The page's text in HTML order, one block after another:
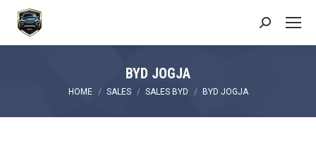
Search:
BYD JOGJA
You are here:
HOME SALES SALES BYD BYD JOGJA